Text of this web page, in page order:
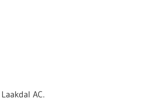
AC.